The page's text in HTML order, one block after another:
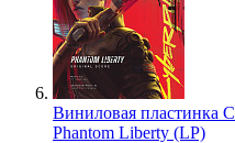
Виниловая пластинка
Phantom Liberty (LP)